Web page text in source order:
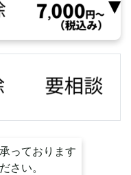
っております
さい。